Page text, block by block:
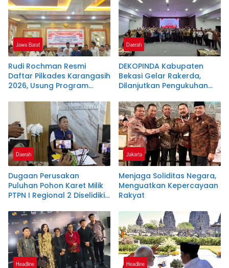
Jawa Barat
Rudi Rochman Resmi
Daftar Pilkades Karangasih
2026, Usung Program
Pendidikan, dan
Kesejahteraan Guru Ngaji
Daerah
DEKOPINDA Kabupaten
Bekasi Gelar Rakerda,
Dilanjutkan Pengukuhan
dan Lembaga Teknis
Daerah
Dugaan Perusakan
Puluhan Pohon Karet Milik
PTPN I Regional 2 Diselidiki
Jakarta
Menjaga Soliditas Negara,
Menguatkan Kepercayaan
Rakyat
Headline Headline